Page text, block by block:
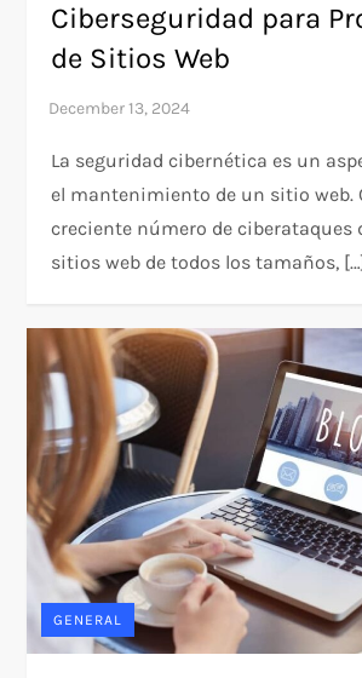
Ciberseguridad para
de Sitios Web
La seguridad cibernética es un
el mantenimiento de un sitio web.
creciente número de ciberataques
sitios web de todos los tamaños,
GENERAL